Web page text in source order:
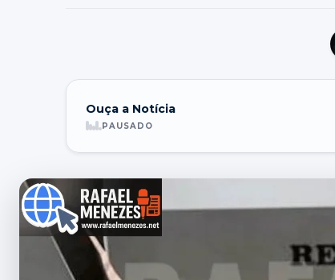
Ouça a Notícia
PAUSADO